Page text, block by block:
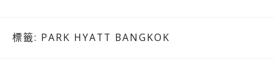
標籤: PARK HYATT BANGKOK